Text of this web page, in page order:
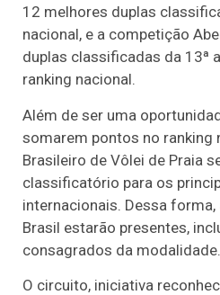
12 melhores duplas
nacional, e a competição
duplas classificadas da 13ª
ranking nacional.
Além de ser uma
somarem pontos no ranking
Brasileiro de Vôlei de Praia
classificatório para os
internacionais. Dessa
Brasil estarão presentes,
consagrados da modalidade.
O circuito, iniciativa